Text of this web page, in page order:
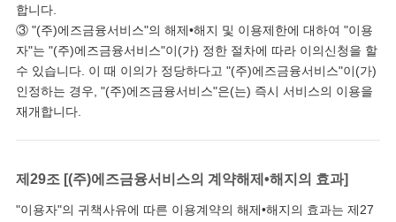
합니다.
③ "(주)에즈금융서비스"의 해제•해지 및 이용제한에 대하여 "이용
자"는 "(주)에즈금융서비스"이(가) 정한 절차에 따라 이의신청을 할
수 있습니다. 이 때 이의가 정당하다고 "(주)에즈금융서비스"이(가)
인정하는 경우, "(주)에즈금융서비스"은(는) 즉시 서비스의 이용을
재개합니다.
제29조 [(주)에즈금융서비스의 계약해제•해지의 효과]
"이용자"의 귀책사유에 따른 이용계약의 해제•해지의 효과는 제27